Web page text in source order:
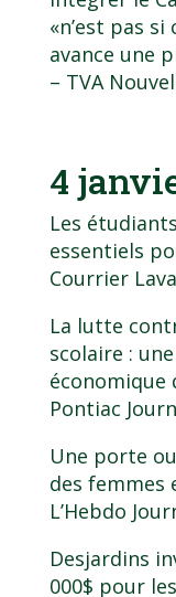
«n’est pas
avance une
– TVA
4
Les
essentiels
Courrier
La lutte
scolaire :
économique
Pontiac
Une porte
des femmes
L’Hebdo
Desjardins
000$ pour